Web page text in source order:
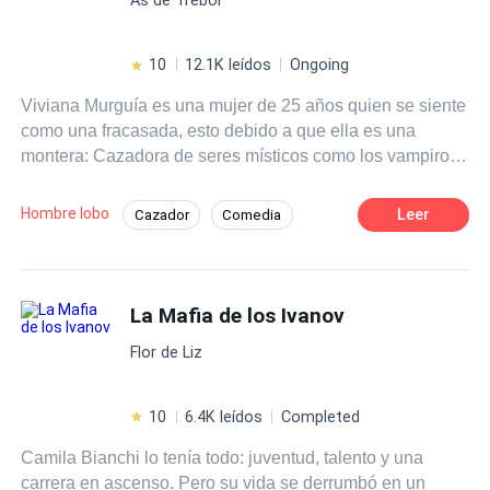
10 12.1K leídos Ongoing
Viviana Murguía es una mujer de 25 años quien se siente
como una fracasada, esto debido a que ella es una
montera: Cazadora de seres místicos como los vampiros
convertirse en Montero Celestial; el máximo cargo de los
monteros, pero el día de la coronación, fue su prima
hombre del que siempre estuvo enamorada, Viviana
decide escapar del clan de los monteros para vivir como
una humana normal. Ahora, cuatro años después, en la
buscarla y la obliga a volver con los monteros para el
la misteriosa muerte de su padre, debe descubrir qué ser
sobrenatural lo asesinó y cobrar venganza por ella, a
Hombre lobo Cazador Comedia Leer
La Mafia de los Ivanov
Flor de Liz
10 6.4K leídos Completed
Camila Bianchi lo tenía todo: juventud, talento y una
carrera en ascenso. Pero su vida se derrumbó en un